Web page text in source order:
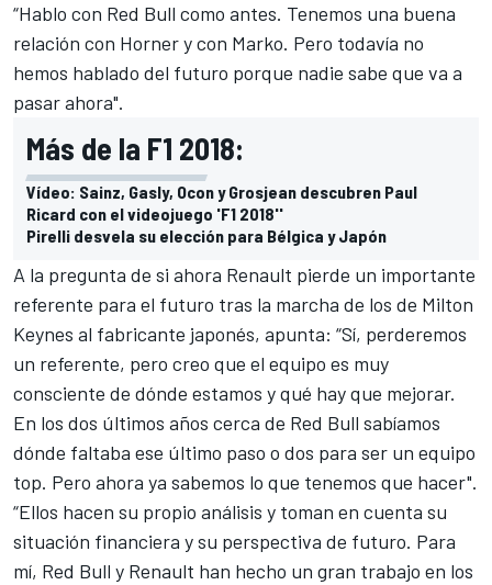
“Hablo con Red Bull como antes. Tenemos una buena
relación con Horner y con Marko. Pero todavía no
hemos hablado del futuro porque nadie sabe que va a
pasar ahora".
Más de la F1 2018:
Vídeo: Sainz, Gasly, Ocon y Grosjean descubren Paul
Ricard con el videojuego 'F1 2018''
Pirelli desvela su elección para Bélgica y Japón
A la pregunta de si ahora Renault pierde un importante
referente para el futuro tras la marcha de los de Milton
Keynes al fabricante japonés, apunta: “Sí, perderemos
un referente, pero creo que el equipo es muy
consciente de dónde estamos y qué hay que mejorar.
En los dos últimos años cerca de Red Bull sabíamos
dónde faltaba ese último paso o dos para ser un equipo
top. Pero ahora ya sabemos lo que tenemos que hacer".
“Ellos hacen su propio análisis y toman en cuenta su
situación financiera y su perspectiva de futuro. Para
mí, Red Bull y Renault han hecho un gran trabajo en los